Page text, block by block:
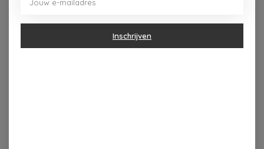
Inschrijven